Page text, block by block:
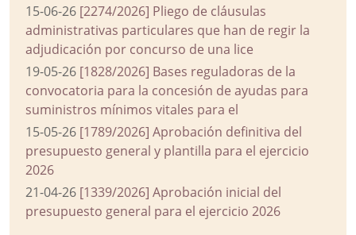
15-06-26 [2274/2026] Pliego de cláusulas
administrativas particulares que han de regir la
adjudicación por concurso de una lice
19-05-26 [1828/2026] Bases reguladoras de la
convocatoria para la concesión de ayudas para
suministros mínimos vitales para el
15-05-26 [1789/2026] Aprobación definitiva del
presupuesto general y plantilla para el ejercicio
2026
21-04-26 [1339/2026] Aprobación inicial del
presupuesto general para el ejercicio 2026